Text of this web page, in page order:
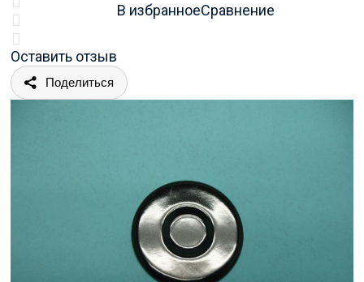
Оставить отзыв
В избранноеСравнение
Поделиться